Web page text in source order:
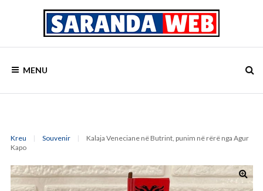
WEB
–
MENU
Kreu | Souvenir |
Kalaja Veneciane në Butrint, punim në rërë nga Agur
Kapo